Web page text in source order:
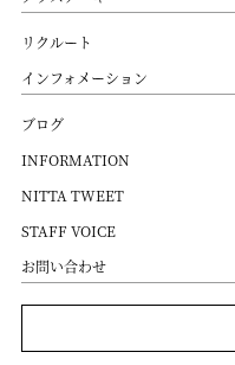
リクルート
インフォメーション
ブログ
INFORMATION
NITTA TWEET
STAFF VOICE
お問い合わせ